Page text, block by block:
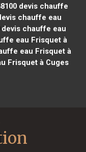
devis chauffe
chauffe eau
chauffe eau
eau Frisquet à
eau Frisquet à
Frisquet à Cuges